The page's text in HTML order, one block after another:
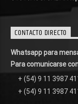
CONTACTO DIRECTO
Whatsapp para
Para comunicarse
+ (54) 9 11 3987
+ (54) 9 11 3987